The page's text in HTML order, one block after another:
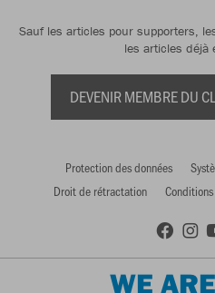
Sauf les articles pour supporters,
les articles déjà
DEVENIR MEMBRE DU
Protection des données
Droit de rétractation
WE